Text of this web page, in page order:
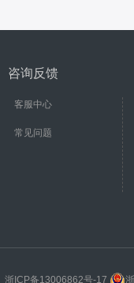
咨询反馈
客服中心
常见问题
浙ICP备13006862号-17